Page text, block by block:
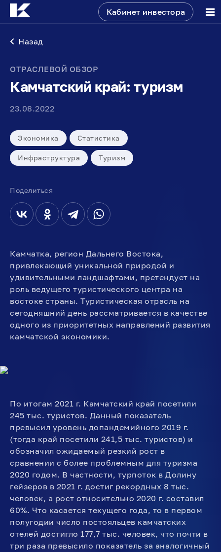
Кабинет инвестора
Назад
ОТРАСЛЕВОЙ ОБЗОР
Камчатский край: туризм
23.08.2022
Экономика Статистика
Инфраструктура Туризм
Поделиться
Камчатка, регион Дальнего Востока,
привлекающий уникальной природой и
удивительными ландшафтами, претендует на
роль ведущего туристического центра на
востоке страны. Туристическая отрасль на
сегодняшний день рассматривается в качестве
одного из приоритетных направлений развития
камчатской экономики.
По итогам 2021 г. Камчатский край посетили
245 тыс. туристов. Данный показатель
превысил уровень допандемийного 2019 г.
(тогда край посетили 241,5 тыс. туристов) и
обозначил ожидаемый резкий рост в
сравнении с более проблемным для туризма
2020 годом. В частности, турпоток в Долину
гейзеров в 2021 г. достиг рекордных 8 тыс.
человек, а рост относительно 2020 г. составил
60%. Что касается текущего года, то в первом
полугодии число постояльцев камчатских
отелей достигло 177,7 тыс. человек, что почти в
три раза превысило показатель за аналогичный